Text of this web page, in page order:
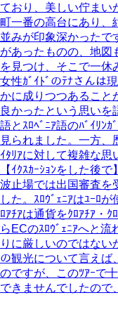
ており、美しい佇まい
町一番の高台にあり、
並みが印象深かったで
があったものの、地図
を見つけ、そこで一休
女性ｶﾞｲﾄﾞのﾃﾅさんは
かに成りつつあること
良かったという思いを
語とｽﾛﾍﾞﾆｱ語のﾊﾞｲﾘﾝ
見られました。一方、
ｲﾀﾘｱに対して複雑な思
【ｲｸｽｶｰｼｮﾝをした後
波止場では出国審査を
した。ｽﾛｳﾞｪﾆｱはﾕｰﾛ
ﾛｱﾁｱは通貨をｸﾛｱﾁｱ・
らECのｽﾛｳﾞｪﾆｱへと
りに厳しいのではない
の観光について言えば
のですが、このﾂｱｰで
できませんでしたので